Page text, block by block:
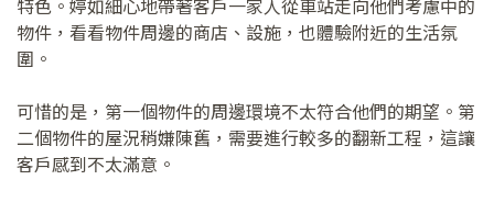
特色。婷如細心地帶著客戶一家人從車站走向他們考慮中的
物件，看看物件周邊的商店、設施，也體驗附近的生活氛
圍。
可惜的是，第一個物件的周邊環境不太符合他們的期望。第
二個物件的屋況稍嫌陳舊，需要進行較多的翻新工程，這讓
客戶感到不太滿意。